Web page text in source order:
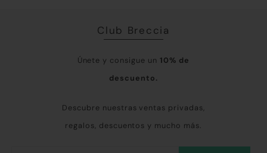
Club Breccia
Únete y consigue un 10% de
descuento.
Descubre nuestras ventas privadas,
regalos, descuentos y mucho más.